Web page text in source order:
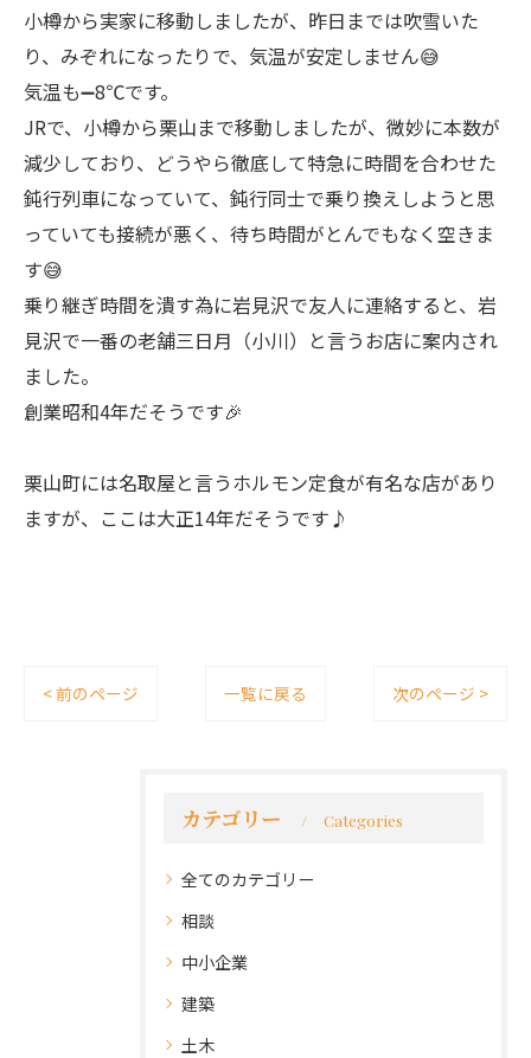
小樽から実家に移動しましたが、昨日までは吹雪いた
り、みぞれになったりで、気温が安定しません😅
気温も➖8℃です。
JRで、小樽から栗山まで移動しましたが、微妙に本数が
減少しており、どうやら徹底して特急に時間を合わせた
鈍行列車になっていて、鈍行同士で乗り換えしようと思
っていても接続が悪く、待ち時間がとんでもなく空きま
す😅
乗り継ぎ時間を潰す為に岩見沢で友人に連絡すると、岩
見沢で一番の老舗三日月（小川）と言うお店に案内され
ました。
創業昭和4年だそうです🎉
栗山町には名取屋と言うホルモン定食が有名な店があり
ますが、ここは大正14年だそうです♪
< 前のページ 一覧に戻る 次のページ >
カテゴリー Categories
全てのカテゴリー
相談
中小企業
建築
土木